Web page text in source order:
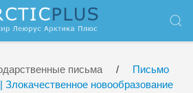
письма
Письмо
Злокачественное новообразование